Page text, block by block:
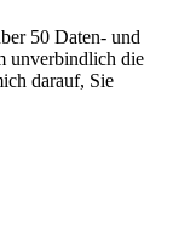
50 Daten- und
unverbindlich die
darauf, Sie